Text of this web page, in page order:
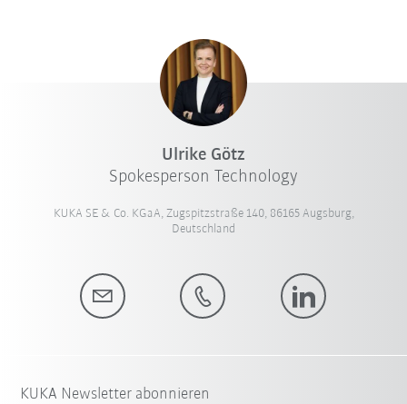
Ulrike Götz
Spokesperson Technology
KUKA SE & Co. KGaA, Zugspitzstraße 140, 86165 Augsburg,
Deutschland
KUKA Newsletter abonnieren